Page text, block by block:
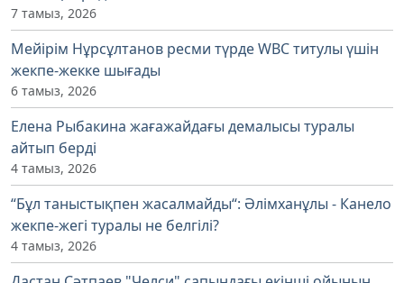
7 тамыз, 2026
Мейірім Нұрсұлтанов ресми түрде WBC титулы үшін
жекпе-жекке шығады
6 тамыз, 2026
Елена Рыбакина жағажайдағы демалысы туралы
айтып берді
4 тамыз, 2026
“Бұл таныстықпен жасалмайды“: Әлімханұлы - Канело
жекпе-жегі туралы не белгілі?
4 тамыз, 2026